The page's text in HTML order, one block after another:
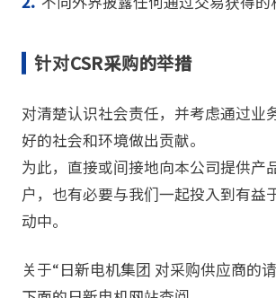
针对CSR采购的举措
对清楚认识社会责任，并考虑通过业
好的社会和环境做出贡献。
为此，直接或间接地向本公司提供产
户，也有必要与我们一起投入到有益
动中。
关于“日新电机集团 对采购供应商的